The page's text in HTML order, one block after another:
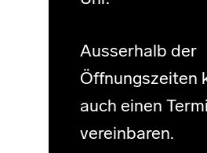
Ausserhalb der
Öffnungszeiten
auch einen
vereinbaren.